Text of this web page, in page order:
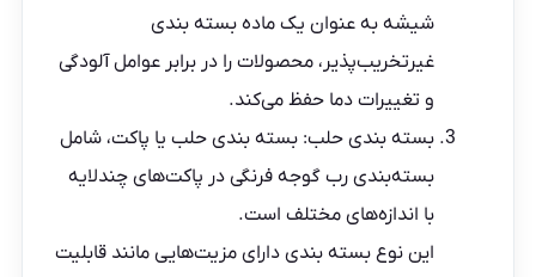
شیشه به عنوان یک ماده بسته بندی
غیرتخریب‌پذیر، محصولات را در برابر عوامل آلودگی
و تغییرات دما حفظ می‌کند.
بسته بندی حلب: بسته بندی حلب یا پاکت، شامل
بسته‌بندی رب گوجه فرنگی در پاکت‌های چندلایه
با اندازه‌های مختلف است.
این نوع بسته بندی دارای مزیت‌هایی مانند قابلیت